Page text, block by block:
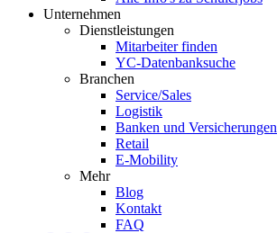
Unternehmen
Dienstleistungen
Mitarbeiter finden
YC-Datenbanksuche
Branchen
Service/Sales
Logistik
Banken und Versicherungen
Retail
E-Mobility
Mehr
Blog
Kontakt
FAQ